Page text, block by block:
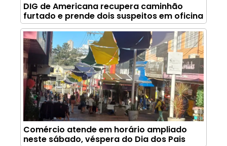
DIG de Americana recupera caminhão
furtado e prende dois suspeitos em oficina
Comércio atende em horário ampliado
neste sábado, véspera do Dia dos Pais